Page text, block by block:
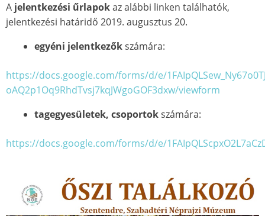
A jelentkezési űrlapokaz alábbi linken találhatók,
jelentkezési határidő 2019. augusztus 20.
egyéni jelentkezőkszámára:
https://docs.google.com/forms/d/e/
oAQ2p1Oq9RhdTvsj7kqJWgoGOF3dxw/viewform
tagegyesületek, csoportokszámára:
https://docs.google.com/forms/d/e/